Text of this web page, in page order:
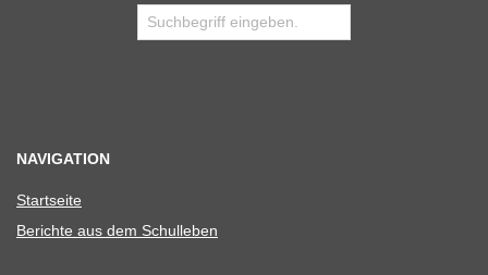
NAVIGATION
Start­seite
Berichte aus dem Schulleben